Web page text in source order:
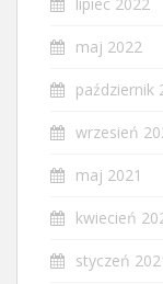
lipiec 2022
maj 2022
październik
wrzesień
maj 2021
kwiecień
styczeń